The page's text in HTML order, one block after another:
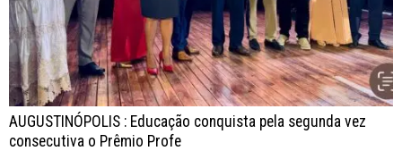
AUGUSTINÓPOLIS : Educação conquista pela segunda vez
consecutiva o Prêmio Profe